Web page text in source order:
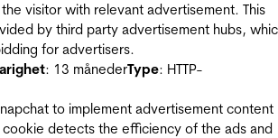
visitor with relevant advertisement. This
by third party advertisement hubs,
for advertisers.
: 13 månederType: HTTP-
to implement advertisement content
detects the efficiency of the ads and